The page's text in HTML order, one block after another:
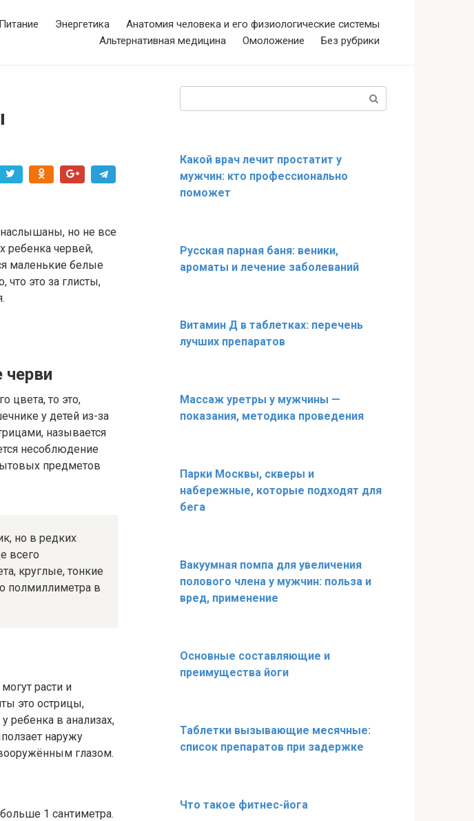
Питание Энергетика
Анатомия человека и его физиологические системы
Альтернативная медицина
Омоложение Без рубрики
но не все
ребенка червей,
маленькие белые
что это за глисты,
цвета, то это,
у детей из-за
называется
несоблюдение
предметов
но в редких
всего
круглые, тонкие
полмиллиметра в
расти и
это острицы,
ребенка в анализах,
наружу
глазом.
1 сантиметра.
Какой врач лечит простатит у
мужчин: кто профессионально
поможет
Русская парная баня: веники,
ароматы и лечение заболеваний
Витамин Д в таблетках: перечень
лучших препаратов
Массаж уретры у мужчины —
показания, методика проведения
Парки Москвы, скверы и
набережные, которые подходят для
бега
Вакуумная помпа для увеличения
полового члена у мужчин: польза и
вред, применение
Основные составляющие и
преимущества йоги
Таблетки вызывающие месячные:
список препаратов при задержке
Что такое фитнес-йога